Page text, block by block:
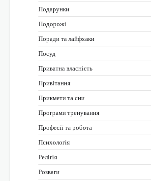
Подарунки
Подорожі
Поради та лайфхаки
Посуд
Приватна власність
Привітання
Прикмети та сни
Програми тренування
Професії та робота
Психологія
Релігія
Розваги